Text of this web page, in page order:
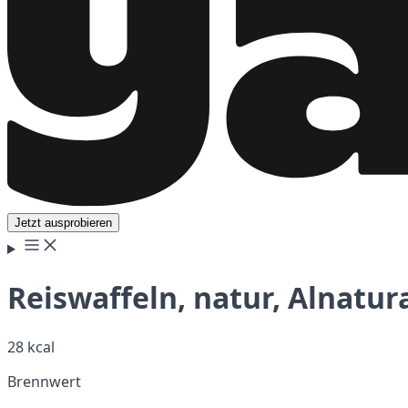
Jetzt ausprobieren
Reiswaffeln, natur,
28 kcal
Brennwert